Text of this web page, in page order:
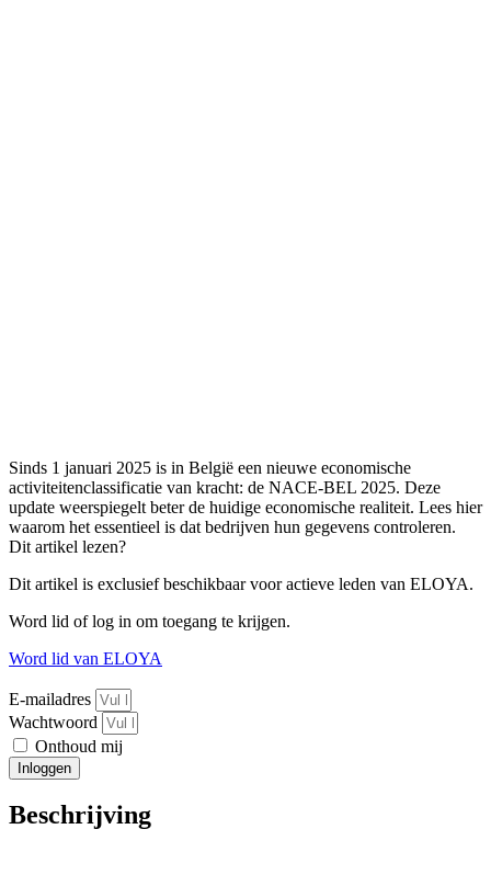
Sinds 1 januari 2025 is in België een nieuwe economische
activiteitenclassificatie van kracht: de NACE-BEL 2025. Deze
update weerspiegelt beter de huidige economische realiteit. Lees hier
waarom het essentieel is dat bedrijven hun gegevens controleren.
Dit artikel lezen?
Dit artikel is exclusief beschikbaar voor actieve leden van ELOYA.
Word lid of log in om toegang te krijgen.
Word lid van ELOYA
E-mailadres
Wachtwoord
Onthoud mij
Inloggen
Beschrijving